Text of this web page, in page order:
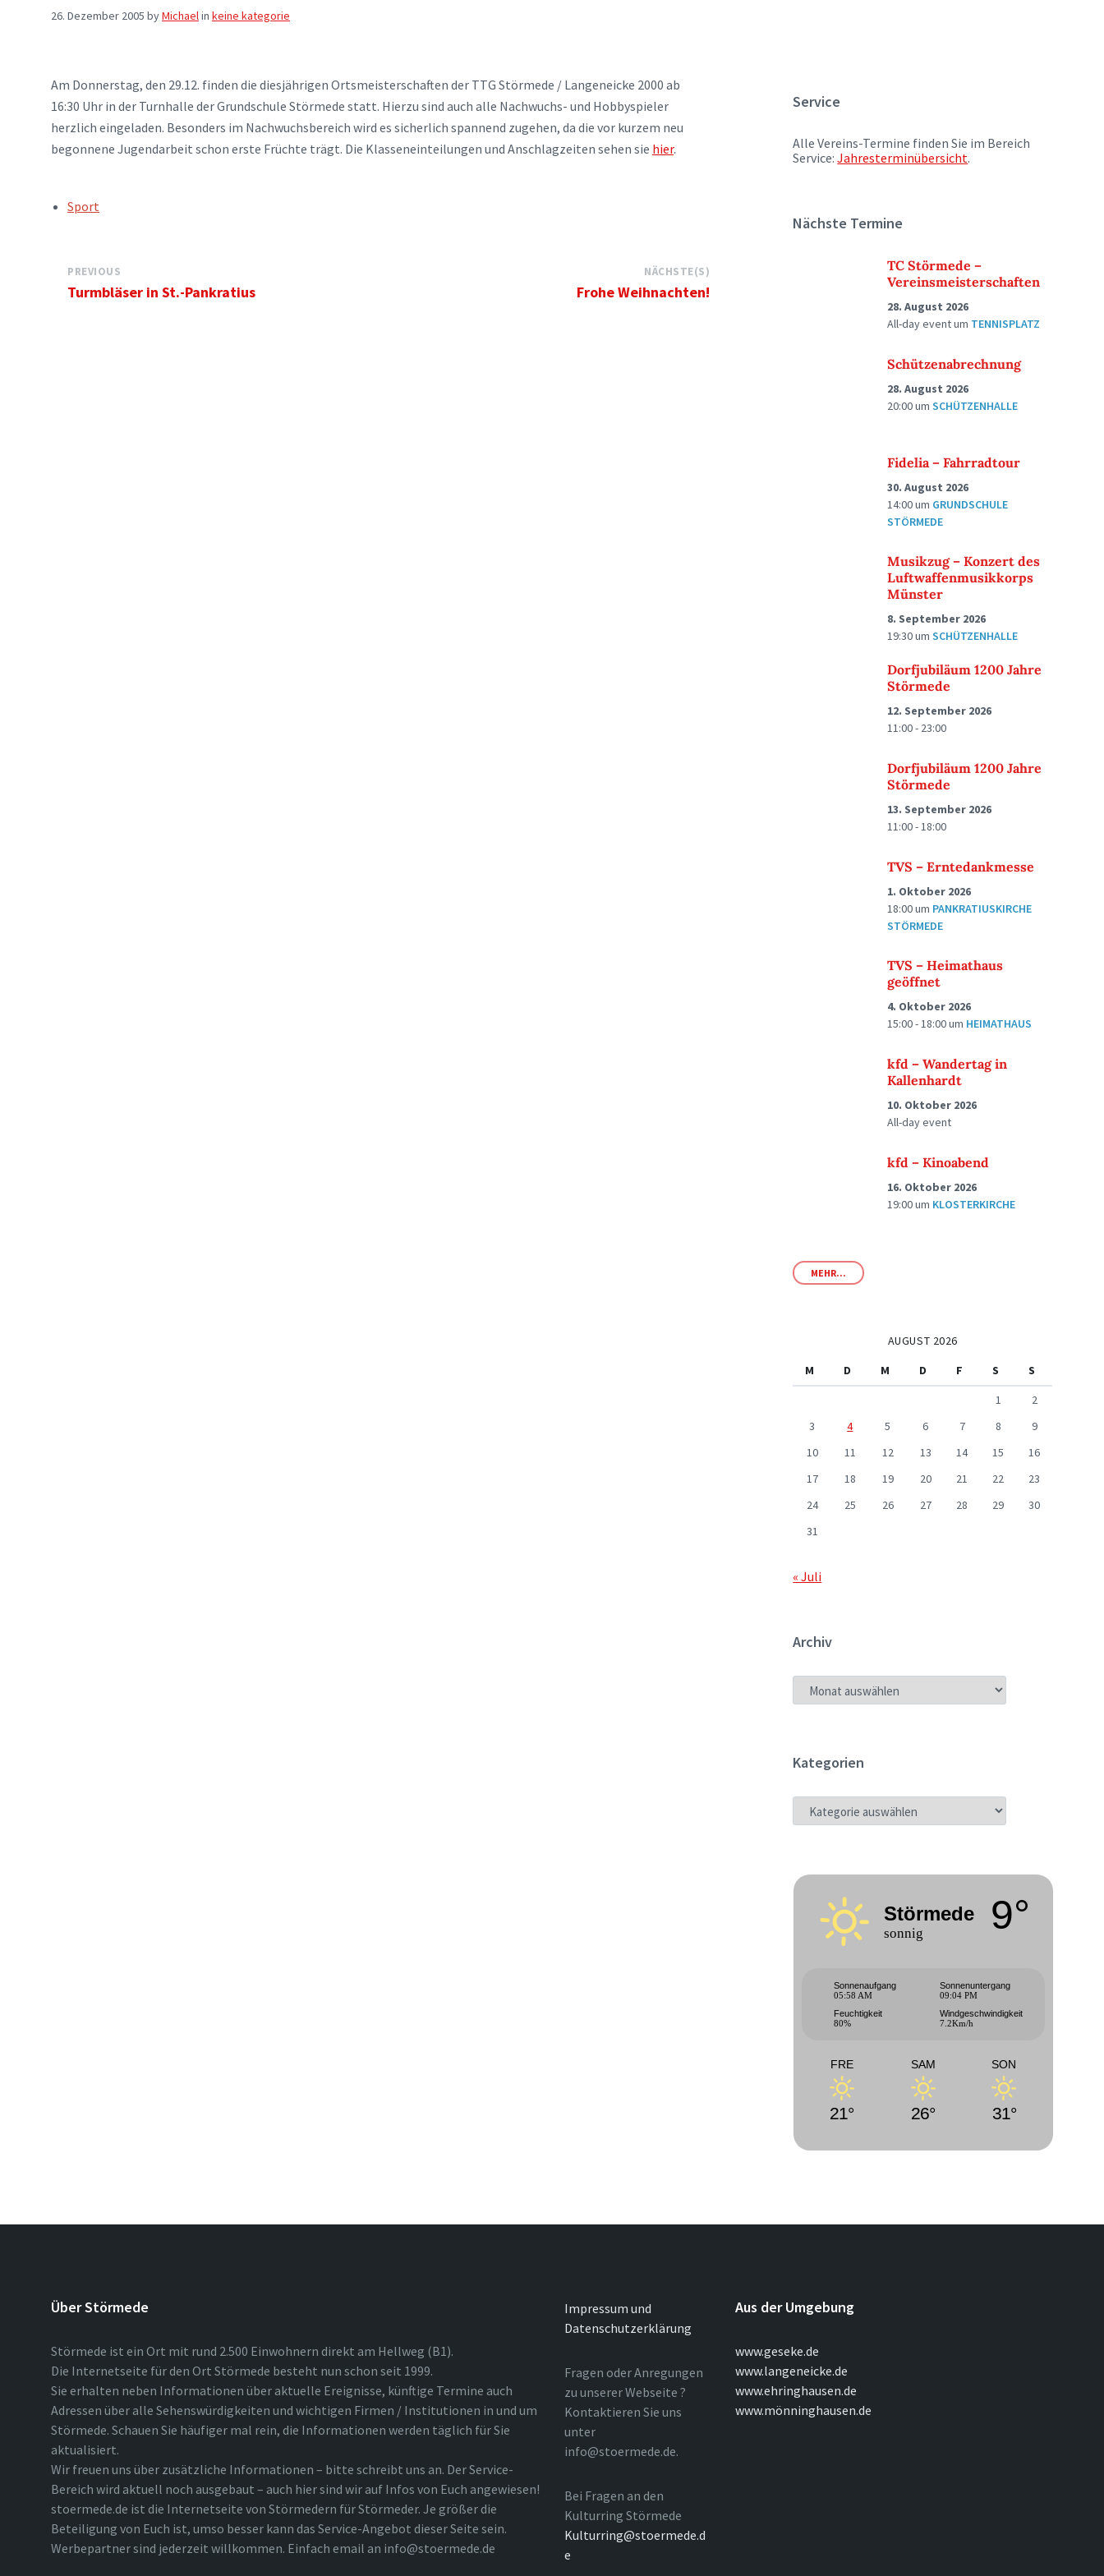
26. Dezember 2005 byMichaelin keine kategorie
Am Donnerstag, den 29.12. finden die diesjährigen Ortsmeisterschaften der TTG Störmede / Langeneicke 2000 ab
16:30 Uhr in der Turnhalle der Grundschule Störmede statt. Hierzu sind auch alle Nachwuchs- und Hobbyspieler
herzlich eingeladen. Besonders im Nachwuchsbereich wird es sicherlich spannend zugehen, da die vor kurzem neu
begonnene Jugendarbeit schon erste Früchte trägt. Die Klasseneinteilungen und Anschlagzeiten sehen sie hier.
TAGS:Sport
PREVIOUS
Turmbläser in St.-Pankratius
NÄCHSTE(S)
Frohe Weihnachten!
Service
Alle Vereins-Termine finden Sie im Bereich
Service:Jahresterminübersicht.
Nächste Termine
TC Störmede –
Vereinsmeisterschaften
28. August 2026
All-day eventum TENNISPLATZ
Schützenabrechnung
28. August 2026
20:00umSCHÜTZENHALLE
Fidelia – Fahrradtour
30. August 2026
14:00um GRUNDSCHULE
STÖRMEDE
Musikzug – Konzert des
Luftwaffenmusikkorps
Münster
8. September 2026
19:30umSCHÜTZENHALLE
Dorfjubiläum 1200 Jahre
Störmede
12. September 2026
11:00 - 23:00
Dorfjubiläum 1200 Jahre
Störmede
13. September 2026
11:00 - 18:00
TVS – Erntedankmesse
1. Oktober 2026
18:00um PANKRATIUSKIRCHE
STÖRMEDE
TVS – Heimathaus
geöffnet
4. Oktober 2026
15:00 - 18:00um HEIMATHAUS
kfd – Wandertag in
Kallenhardt
10. Oktober 2026
All-day event
kfd – Kinoabend
16. Oktober 2026
19:00um KLOSTERKIRCHE
MEHR...
AUGUST 2026
M
D M D F S
S
1
2
3
4 5 6 7 8
9
10
11 12 13 14 15
16
17
18 19 20 21 22
23
24
25 26 27 28 29
30
31
« Juli
Archiv
ARCHIV
Kategorien
KATEGORIEN
Störmede
sonnig 9°
Sonnenaufgang
05:58 AM
Sonnenuntergang
09:04 PM
Feuchtigkeit
80%
Windgeschwindigkeit
7.2Km/h
FRE
21°
SAM
26°
SON
31°
Über Störmede
Störmede ist ein Ort mit rund 2.500 Einwohnern direkt am Hellweg (B1).
Die Internetseite für den Ort Störmede besteht nun schon seit 1999.
Sie erhalten neben Informationen über aktuelle Ereignisse, künftige Termine auch
Adressen über alle Sehenswürdigkeiten und wichtigen Firmen / Institutionen in und um
Störmede. Schauen Sie häufiger mal rein, die Informationen werden täglich für Sie
aktualisiert.
Wir freuen uns über zusätzliche Informationen – bitte schreibt uns an. Der Service-
Bereich wird aktuell noch ausgebaut – auch hier sind wir auf Infos von Euch angewiesen!
stoermede.de ist die Internetseite von Störmedern für Störmeder. Je größer die
Beteiligung von Euch ist, umso besser kann das Service-Angebot dieser Seite sein.
Werbepartner sind jederzeit willkommen. Einfach email an info@stoermede.de
Impressum und
Datenschutzerklärung
Fragen oder Anregungen
zu unserer Webseite ?
Kontaktieren Sie uns
unter
info@stoermede.de.
Bei Fragen an den
Kulturring Störmede
Kulturring@stoermede.d
e
Aus der Umgebung
www.geseke.de
www.langeneicke.de
www.ehringhausen.de
www.mönninghausen.de